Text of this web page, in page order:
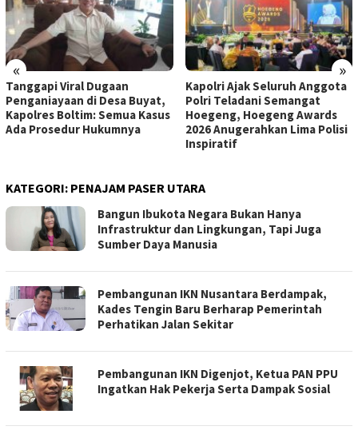
« »
Tanggapi Viral Dugaan
Penganiayaan di Desa Buyat,
Kapolres Boltim: Semua Kasus
Ada Prosedur Hukumnya
Kapolri Ajak Seluruh Anggota
Polri Teladani Semangat
Hoegeng, Hoegeng Awards
2026 Anugerahkan Lima Polisi
Inspiratif
KATEGORI: PENAJAM PASER UTARA
Bangun Ibukota Negara Bukan Hanya
Infrastruktur dan Lingkungan, Tapi Juga
Sumber Daya Manusia
Pembangunan IKN Nusantara Berdampak,
Kades Tengin Baru Berharap Pemerintah
Perhatikan Jalan Sekitar
Pembangunan IKN Digenjot, Ketua PAN PPU
Ingatkan Hak Pekerja Serta Dampak Sosial